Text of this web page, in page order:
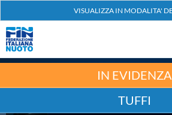
Nuoto
IN EVIDENZA
TUFFI